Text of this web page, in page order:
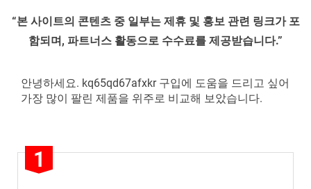
on
점
높
지
비
석
“본 사이트의 콘텐츠 중 일부는 제휴 및 홍보 관련 링크가 포
함되며, 파트너스 활동으로 수수료를 제공받습니다.”
안녕하세요. kq65qd67afxkr 구입에 도움을 드리고 싶어
가장 많이 팔린 제품을 위주로 비교해 보았습니다.
1